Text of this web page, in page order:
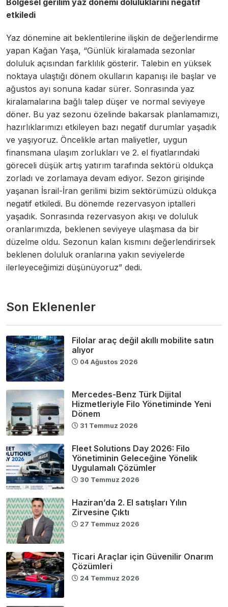
Bölgesel gerilim yaz dönemi doluluklarını negatif
etkiledi
Yaz dönemine ait beklentilerine ilişkin de değerlendirme
yapan Kağan Yaşa, “Günlük kiralamada sezonlar
doluluk açısından farklılık gösterir. Talebin en yüksek
noktaya ulaştığı dönem okulların kapanışı ile başlar ve
ağustos ayı sonuna kadar sürer. Sonrasında yaz
kiralamalarına bağlı talep düşer ve normal seviyeye
döner. Bu yaz sezonu özelinde bakarsak planlamamızı,
hazırlıklarımızı etkileyen bazı negatif durumlar yaşadık
ve yaşıyoruz. Öncelikle artan maliyetler, uygun
finansmana ulaşım zorlukları ve 2. el fiyatlarındaki
göreceli düşük artış yatırım tarafında sektörü oldukça
zorladı ve zorlamaya devam ediyor. Sezon girişinde
yaşanan İsrail-İran gerilimi bizim sektörümüzü oldukça
negatif etkiledi. Bu dönemde rezervasyon iptalleri
yaşadık. Sonrasında rezervasyon akışı ve doluluk
oranlarımızda, beklenen seviyeye ulaşmasa da bir
düzelme oldu. Sezonun kalan kısmını değerlendirirsek
beklenen doluluk oranlarına yakın seviyelerde
ilerleyeceğimizi düşünüyoruz” dedi.
Son Eklenenler
Filolar araç değil akıllı mobilite satın
alıyor
04 Ağustos 2026
Mercedes-Benz Türk Dijital
Hizmetleriyle Filo Yönetiminde Yeni
Dönem
31 Temmuz 2026
Fleet Solutions Day 2026: Filo
Yönetiminin Geleceğine Yönelik
Uygulamalı Çözümler
30 Temmuz 2026
Haziran’da 2. El satışları Yılın
Zirvesine Çıktı
27 Temmuz 2026
Ticari Araçlar için Güvenilir Onarım
Çözümleri
24 Temmuz 2026